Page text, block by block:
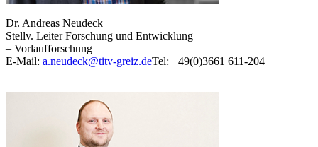
Dr. Andreas Neudeck
Stellv. Leiter Forschung und Entwicklung
– Vorlaufforschung
E-Mail: a.neudeck@titv-greiz.deTel: +49(0)3661 611-204